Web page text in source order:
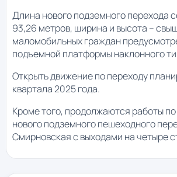
Длина нового подземного перехода
93,26 метров, ширина и высота –
маломобильных граждан
подъемной платформы наклонного
Открыть движение по переходу
квартала 2025 года.
Кроме того, продолжаются работы
нового подземного пешеходного
Смирновская с выходами на четыре